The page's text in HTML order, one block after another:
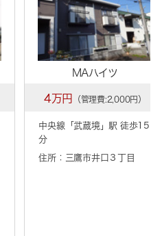
MAハイツ
4万円 （管理費:2,000円）
中央線「 武蔵境」駅 徒歩15
分
住所：三鷹市井口３丁目